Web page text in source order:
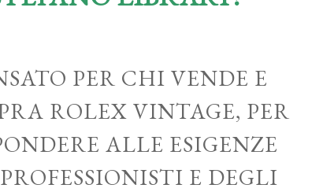
PER CHI VENDE E
ROLEX VINTAGE, PER
ALLE ESIGENZE
E DEGLI